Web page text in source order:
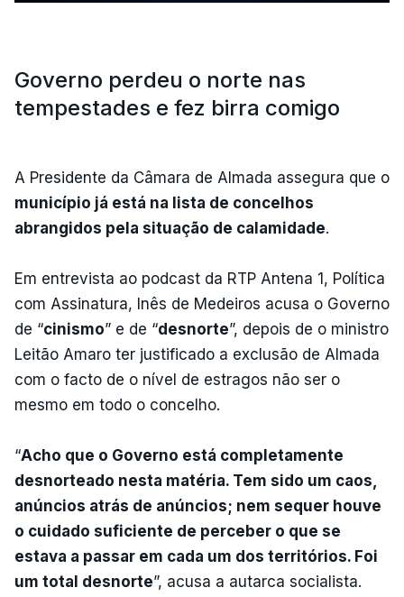
Governo perdeu o norte nas
tempestades e fez birra comigo
A Presidente da Câmara de Almada assegura que o
município já está na lista de concelhos
abrangidos pela situação de calamidade.
Em entrevista ao podcast da RTP Antena 1, Política
com Assinatura, Inês de Medeiros acusa o Governo
de “cinismo” e de “desnorte”, depois de o ministro
Leitão Amaro ter justificado a exclusão de Almada
com o facto de o nível de estragos não ser o
mesmo em todo o concelho.
“Acho que o Governo está completamente
desnorteado nesta matéria. Tem sido um caos,
anúncios atrás de anúncios; nem sequer houve
o cuidado suficiente de perceber o que se
estava a passar em cada um dos territórios. Foi
um total desnorte”, acusa a autarca socialista.